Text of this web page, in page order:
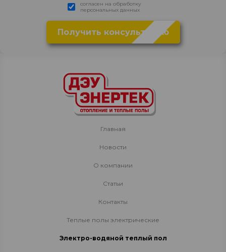
согласен на обработку
персональных данных
Главная
Новости
О компании
Статьи
Контакты
Теплые полы электрические
Электро-водяной теплый пол